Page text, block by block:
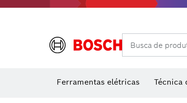
Busca de
Ferramentas elétricas Técnica